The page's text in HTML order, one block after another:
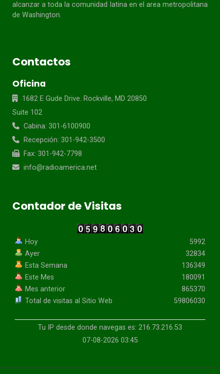
alcanzar a toda lacomunidad latina en el area metropolitana
de Washington.
Contactos
Oficina
1682 E Gude Drive. Rockville, MD 20850
Suite 102
Cabina: 301-6100900
Recepción: 301-942-3500
Fax: 301-942-7798
info@radioamerica.net
Contador de Visitas
Hoy
Ayer
Esta Semana
Este Mes
Mes anterior
Total de visitas al Sitio Web
5992
32834
136349
180091
865370
59806030
Tu IP desde donde navegas es: 216.73.216.53
07-08-2026 03:45